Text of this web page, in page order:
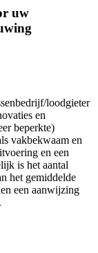
uw
loodgieter
en
beperkte)
vakbekwaam en
en een
is het aantal
het gemiddelde
een aanwijzing